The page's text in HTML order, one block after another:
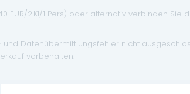
EUR/2.Kl/1 Pers) oder alternativ verbinden
Datenübermittlungsfehler nicht
vorbehalten.